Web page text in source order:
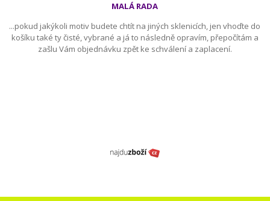
MALÁ RADA
...pokud jakýkoli motiv budete chtít na jiných sklenicích, jen vhoďte do
košíku také ty čisté, vybrané a já to následně opravím, přepočítám a
zašlu Vám objednávku zpět ke schválení a zaplacení.